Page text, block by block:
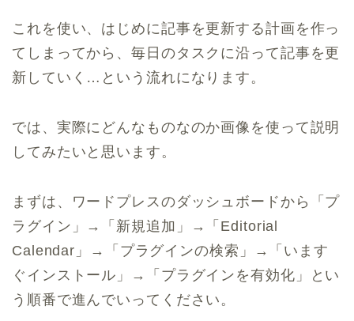
これを使い、はじめに記事を更新する計画を作っ
てしまってから、毎日のタスクに沿って記事を更
新していく…という流れになります。
では、実際にどんなものなのか画像を使って説明
してみたいと思います。
まずは、ワードプレスのダッシュボードから「プ
ラグイン」→「新規追加」→「Editorial
Calendar」→「プラグインの検索」→「います
ぐインストール」→「プラグインを有効化」とい
う順番で進んでいってください。